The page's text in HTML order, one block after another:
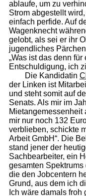
ablaufe, um zu
Strom abgestellt
einfach perfide. Auf
Wagenknecht
gelobt, als sei er ihr
jugendliches
„Was ist das denn
Entschuldigung, ich
Die Kandidatin
der Linken ist
und steht somit auf
Senats. Als mir im
Mietangemessenheit
mir nur noch 132
verblieben, schickte
Arbeit GmbH“. Die
stand jener der
Sachbearbeiter, ein
gesamten
die den Jobcentern
Grund, aus dem ich
Ich wäre damals